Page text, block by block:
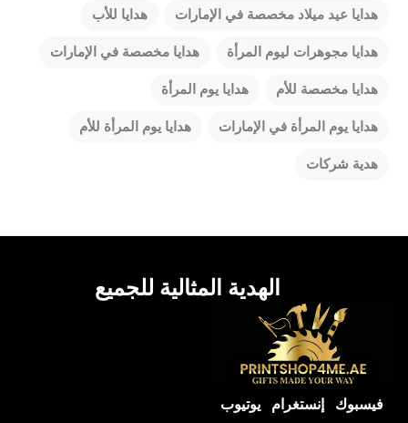
هدايا عيد ميلاد مخصصة في الإمارات هدايا للأب
هدايا مجوهرات ليوم المرأة هدايا مخصصة في الإمارات
هدايا مخصصة للأم هدايا يوم المرأة
هدايا يوم المرأة في الإمارات هدايا يوم المرأة للأم
هدية شركات
الهدية المثالية للجميع
فيسبوك إنستغرام يوتيوب